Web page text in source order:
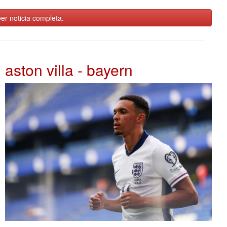
noticia completa.
aston villa - bayern